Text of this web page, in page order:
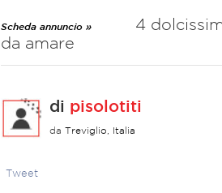
Scheda annuncio »
4
da amare
di pisolotiti
da Treviglio, Italia
Tweet